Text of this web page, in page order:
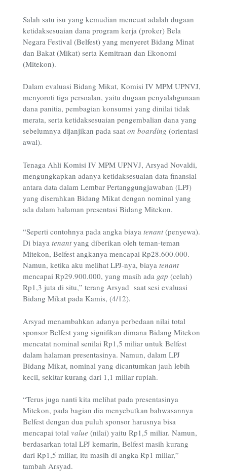
Salah satu isu yang kemudian mencuat adalah dugaan
ketidaksesuaian dana program kerja (proker) Bela
Negara Festival (Belfest) yang menyeret Bidang Minat
dan Bakat (Mikat) serta Kemitraan dan Ekonomi
(Mitekon).
Dalam evaluasi Bidang Mikat, Komisi IV MPM UPNVJ,
menyoroti tiga persoalan, yaitu dugaan penyalahgunaan
dana panitia, pembagian konsumsi yang dinilai tidak
merata, serta ketidaksesuaian pengembalian dana yang
sebelumnya dijanjikan pada saat on boarding (orientasi
awal).
Tenaga Ahli Komisi IV MPM UPNVJ, Arsyad Novaldi,
mengungkapkan adanya ketidaksesuaian data finansial
antara data dalam Lembar Pertanggungjawaban (LPJ)
yang diserahkan Bidang Mikat dengan nominal yang
ada dalam halaman presentasi Bidang Mitekon.
“Seperti contohnya pada angka biaya tenant(penyewa).
Di biaya tenantyang diberikan oleh teman-teman
Mitekon, Belfest angkanya mencapai Rp28.600.000.
Namun, ketika aku melihat LPJ-nya, biaya tenant
mencapai Rp29.900.000, yang masih ada gap (celah)
Rp1,3 juta di situ,” terang Arsyad saat sesi evaluasi
Bidang Mikat pada Kamis, (4/12).
Arsyad menambahkan adanya perbedaan nilai total
sponsor Belfest yang signifikan dimana Bidang Mitekon
mencatat nominal senilai Rp1,5 miliar untuk Belfest
dalam halaman presentasinya. Namun, dalam LPJ
Bidang Mikat, nominal yang dicantumkan jauh lebih
kecil, sekitar kurang dari 1,1 miliar rupiah.
“Terus juga nanti kita melihat pada presentasinya
Mitekon, pada bagian dia menyebutkan bahwasannya
Belfest dengan dua puluh sponsor harusnya bisa
mencapai total value (nilai) yaitu Rp1,5 miliar. Namun,
berdasarkan total LPJ kemarin, Belfest masih kurang
dari Rp1,5 miliar, itu masih di angka Rp1 miliar,”
tambah Arsyad.